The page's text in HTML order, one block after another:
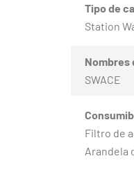
Tipo de
Station
Nombres
SWACE
Filtro de
Arandela